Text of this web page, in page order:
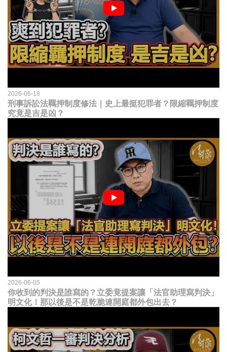
2026-06-18
刑事訴訟法羈押制度修法｜史上最挺犯罪者？限縮羈押制度
究竟是吉是凶？
2026-06-05
你收到的判決是誰寫的？立委竟提案讓「法官助理寫判決」
明文化！那以後是不是乾脆連開庭都外包出去？